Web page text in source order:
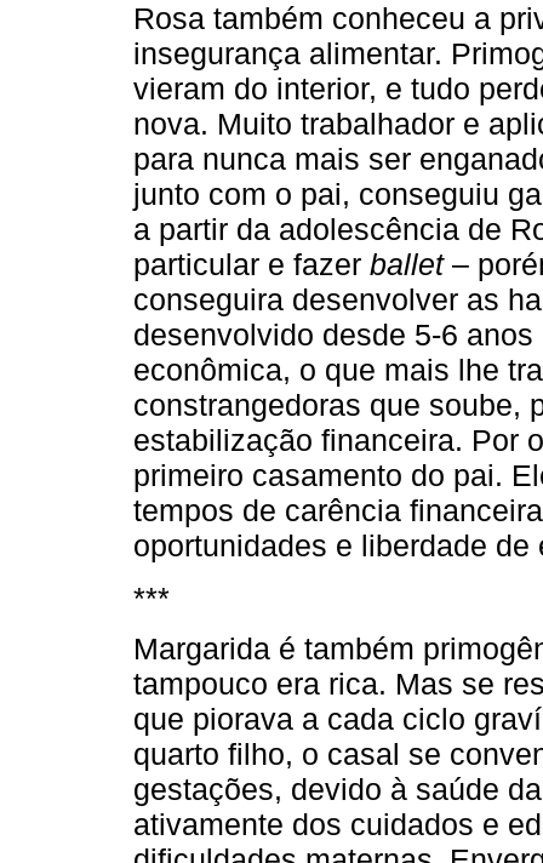
Rosa também conheceu a
insegurança alimentar.
vieram do interior, e tudo
nova. Muito trabalhador e
para nunca mais ser
junto com o pai, conseguiu
a partir da adolescência de
particular e fazer ballet–
conseguira desenvolver as
desenvolvido desde 5-6
econômica, o que mais lhe
constrangedoras que soube,
estabilização financeira. Por
primeiro casamento do pai.
tempos de carência
oportunidades e liberdade de
***
Margarida é também
tampouco era rica. Mas se
que piorava a cada ciclo
quarto filho, o casal se
gestações, devido à saúde
ativamente dos cuidados e